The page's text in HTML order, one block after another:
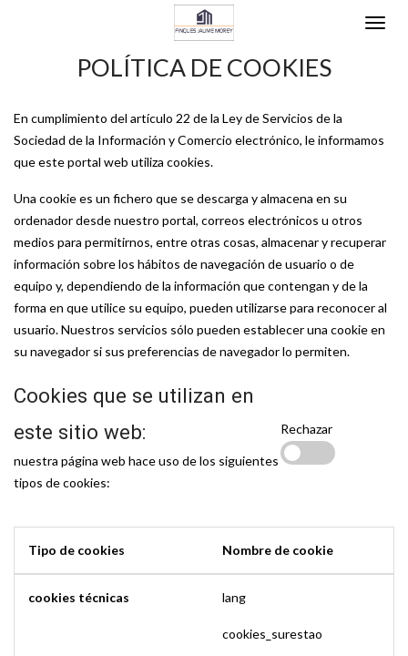
POLÍTICA DE COOKIES
En cumplimiento del artículo 22 de la Ley de Servicios de la
Sociedad de la Información y Comercio electrónico, le informamos
que este portal web utiliza cookies.
Una cookie es un fichero que se descarga y almacena en su
ordenador desde nuestro portal, correos electrónicos u otros
medios para permitirnos, entre otras cosas, almacenar y recuperar
información sobre los hábitos de navegación de usuario o de
equipo y, dependiendo de la información que contengan y de la
forma en que utilice su equipo, pueden utilizarse para reconocer al
usuario. Nuestros servicios sólo pueden establecer una cookie en
su navegador si sus preferencias de navegador lo permiten.
Cookies que se utilizan en
este sitio web:
nuestra página web hace uso de los siguientes
tipos de cookies:
Rechazar
Tipo de cookies Nombre de cookie
cookies técnicas lang
cookies_surestao